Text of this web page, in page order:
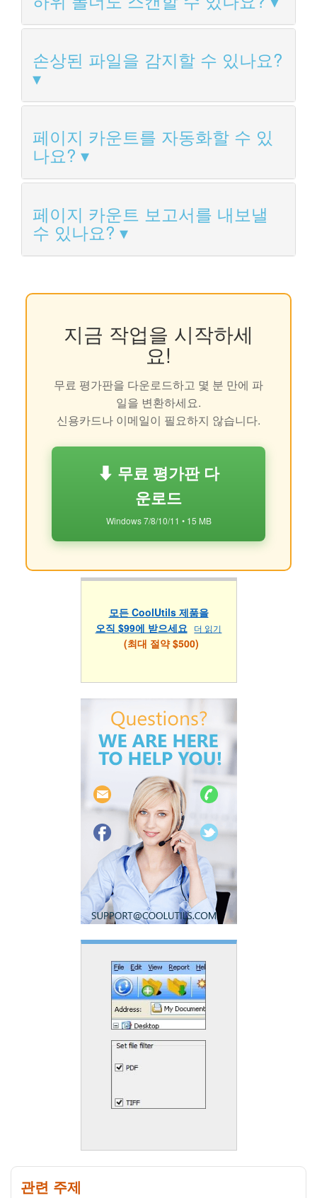
손상된 파일을 감지할 수 있나요?
페이지 카운트를 자동화할 수 있
나요?
페이지 카운트 보고서를 내보낼
수 있나요?
지금 작업을 시작하세
요!
무료 평가판을 다운로드하고 몇 분 만에 파
일을 변환하세요.
신용카드나 이메일이 필요하지 않습니다.
⬇ 무료 평가판 다
운로드
Windows 7/8/10/11 • 15 MB
모든 CoolUtils 제품을
오직 $99에 받으세요
더 읽기
(최대 절약 $500)
관련 주제